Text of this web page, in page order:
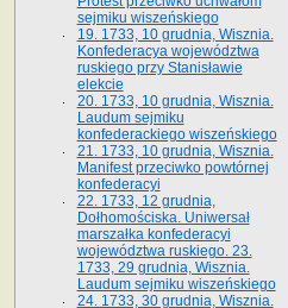
sejmiku wiszeńskiego
19. 1733, 10 grudnia, Wisznia.
Konfederacya województwa
ruskiego przy Stanisławie
elekcie
20. 1733, 10 grudnia, Wisznia.
Laudum sejmiku
konfederackiego wiszeńskiego
21. 1733, 10 grudnia, Wisznia.
Manifest przeciwko powtórnej
konfederacyi
22. 1733, 12 grudnia,
Dołhomościska. Uniwersał
marszałka konfederacyi
województwa ruskiego. 23.
1733, 29 grudnia, Wisznia.
Laudum sejmiku wiszeńskiego
24. 1733, 30 grudnia, Wisznia.